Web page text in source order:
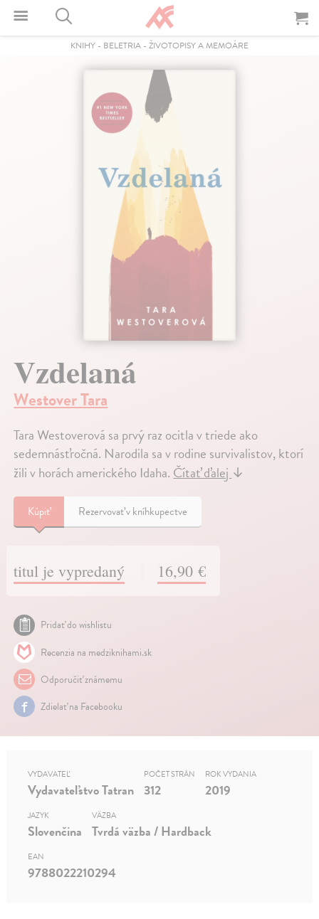
KNIHY - BELETRIA - ŽIVOTOPISY A MEMOÁRE
Vzdelaná
Westover Tara
Tara Westoverová sa prvý raz ocitla v triede ako
sedemnásťročná. Narodila sa v rodine survivalistov, ktorí
žili v horách amerického Idaha.Čítať ďalej↓
Kúpiť Rezervovať v kníhkupectve
titul je vypredaný 16,90 €
Pridať do wishlistu
Recenzia na medziknihami.sk
Odporučiť známemu
Zdielať na Facebooku
VYDAVATEĽ
Vydavateľstvo Tatran
POČET STRÁN
312
ROK VYDANIA
2019
JAZYK
Slovenčina
VÄZBA
Tvrdá väzba / Hardback
EAN
9788022210294